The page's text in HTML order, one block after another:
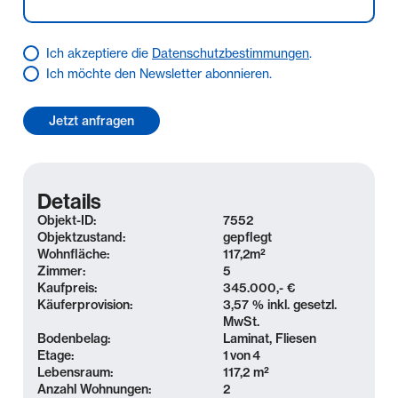
Ich akzeptiere die Datenschutzbestimmungen.
Ich möchte den Newsletter abonnieren.
Details
Objekt-ID:
7552
Objektzustand:
gepflegt
Wohnfläche:
117,2m²
Zimmer:
5
Kaufpreis:
345.000,- €
Käuferprovision:
3,57 % inkl. gesetzl.
MwSt.
Bodenbelag:
Laminat, Fliesen
Etage:
1von4
Lebensraum:
117,2 m²
Anzahl Wohnungen:
2